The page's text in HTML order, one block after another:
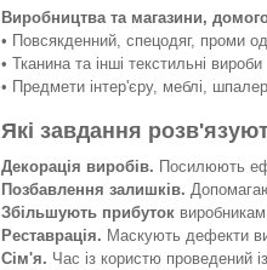
Виробництва та магазини,
• Повсякденний, спецодяг, проми
• Тканина та інші текстильні вироби
• Предмети інтер'єру, меблі,
Які завдання
Декорація виробів. Посилюють
Позбавлення залишків.
Збільшують прибуток
Реставрація. Маскують дефекти
Сім'я. Час із користю проведений